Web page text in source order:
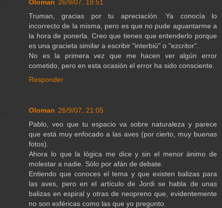
Oloman 26/9/07, 18:51
Truman, gracias por tu apreciación. Ya conocía lo
incorrecto de la misma, pero es que no pude aguantarme a
la hora de ponerla. Creo que tienes que entenderlo porque
es una gracieta similar a escribir "interbiú" o "ezcritor".
No es la primera vez que me hacen ver algún error
cometido, pero en esta ocasión el error ha sido consciente.
Responder
Oloman 26/9/07, 21:05
Pablo, veo que tu espacio va sobre naturaleza y parece
que está muy enfocado a las aves (por cierto, muy buenas
fotos).
Ahora lo que la lógica me dice y sin el menor ánimo de
molestar a nadie. Sólo por afán de debate.
Entiendo que conoces el tema y que existen balizas para
las aves, pero en el artículo de Jordi se habla de unas
balizas en espiral y otras de neopreno que, evidentemente
no son esféricas como las que yo pregunto.